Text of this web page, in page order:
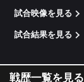
試合映像を見る
試合結果を見る
戦歴一覧を見る